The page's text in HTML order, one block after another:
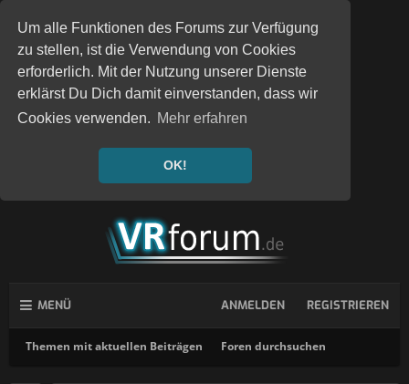
Um alle Funktionen des Forums zur Verfügung
zu stellen, ist die Verwendung von Cookies
erforderlich. Mit der Nutzung unserer Dienste
erklärst Du Dich damit einverstanden, dass wir
Cookies verwenden. Mehr erfahren
OK!
MENÜ
Themen mit aktuellen Beiträgen Foren durchsuchen
ANMELDEN REGISTRIEREN